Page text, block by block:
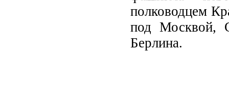
полководцем
под Москвой,
Берлина.